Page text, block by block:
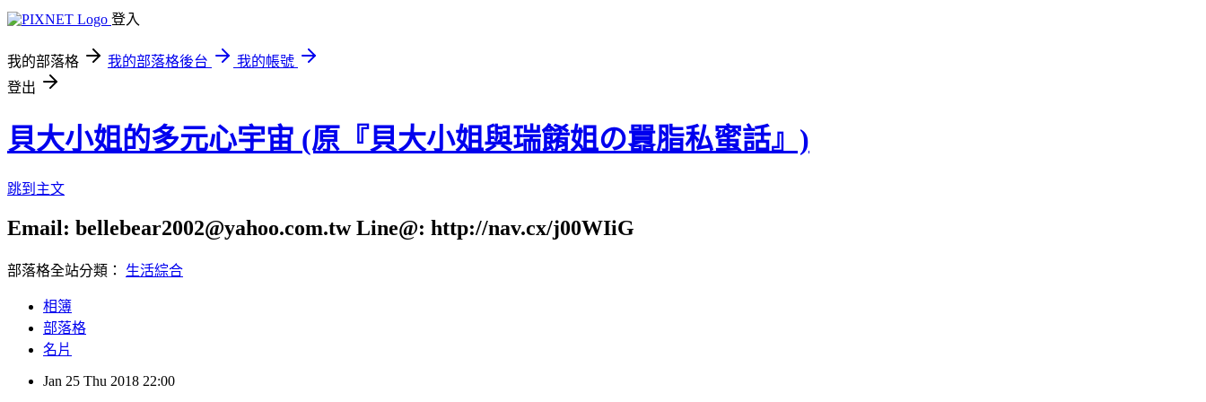
登入
我的部落格 我的部落格後台
我的帳號
登出
貝大小姐的多元心宇宙 (原『貝大小姐與瑞餚姐の囂脂私蜜話』)
跳到主文
Email: bellebear2002@yahoo.com.tw Line@: http://nav.cx/j00WIiG
部落格全站分類： 生活綜合
相簿
部落格
名片
Jan 25 Thu 2018 22:00